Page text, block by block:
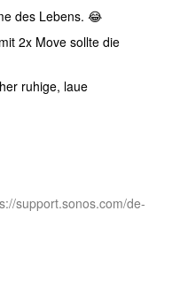
des Lebens. 😂
2x Move sollte die
ruhige, laue
support.sonos.com/de-